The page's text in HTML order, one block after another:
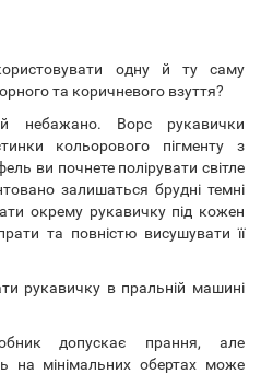
одну й ту саму
та коричневого взуття?
небажано. Ворс рукавички
кольорового пігменту з
ви почнете полірувати світле
залишаться брудні темні
окрему рукавичку під кожен
та повністю висушувати її
рукавичку в пральній машині
допускає прання, але
на мінімальних обертах може